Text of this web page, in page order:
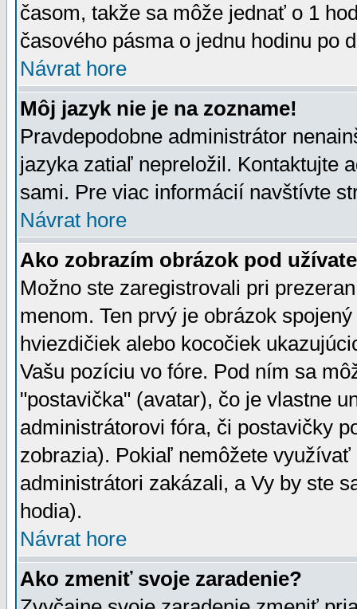
časom, takže sa môže jednať o 1
časového pásma o jednu hodinu po
Návrat hore
Môj jazyk nie je na zozname!
Pravdepodobne administrátor
jazyka zatiaľ nepreložil. Kontaktujte
sami. Pre viac informácií navštívte
Návrat hore
Ako zobrazím obrázok pod
Možno ste zaregistrovali pri
menom. Ten prvý je obrázok
hviezdičiek alebo kocočiek
Vašu pozíciu vo fóre. Pod ním sa
"postavička" (avatar), čo je vlastne
administrátorovi fóra, či postavičky
zobrazia). Pokiaľ nemôžete
administrátori zakázali, a Vy by ste
hodia).
Návrat hore
Ako zmeniť svoje zaradenie?